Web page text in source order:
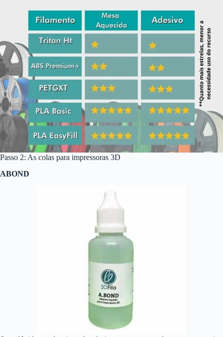
Passo 2: As colas para impressoras 3D
ABOND